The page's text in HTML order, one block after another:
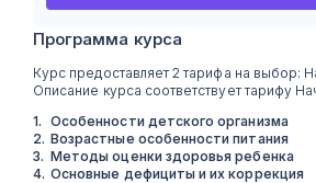
Программа курса
Курс предоставляет 2 тарифа на выбор:
Описание курса соответствует тарифу
1. Особенности детского организма
2. Возрастные особенности питания
3. Методы оценки здоровья ребенка
4. Основные дефициты и их коррекция